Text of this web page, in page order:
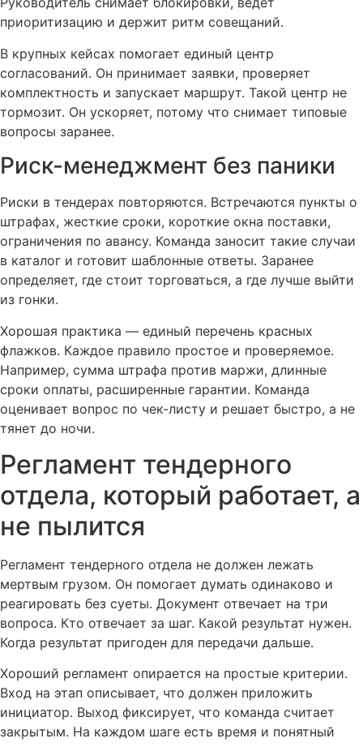
приоритизацию и держит ритм совещаний.
В крупных кейсах помогает единый центр
согласований. Он принимает заявки, проверяет
комплектность и запускает маршрут. Такой центр не
тормозит. Он ускоряет, потому что снимает типовые
вопросы заранее.
Риск-менеджмент без паники
Риски в тендерах повторяются. Встречаются пункты о
штрафах, жесткие сроки, короткие окна поставки,
ограничения по авансу. Команда заносит такие случаи
в каталог и готовит шаблонные ответы. Заранее
определяет, где стоит торговаться, а где лучше выйти
из гонки.
Хорошая практика — единый перечень красных
флажков. Каждое правило простое и проверяемое.
Например, сумма штрафа против маржи, длинные
сроки оплаты, расширенные гарантии. Команда
оценивает вопрос по чек-листу и решает быстро, а не
тянет до ночи.
Регламент тендерного
отдела, который работает, а
не пылится
Регламент тендерного отдела не должен лежать
мертвым грузом. Он помогает думать одинаково и
реагировать без суеты. Документ отвечает на три
вопроса. Кто отвечает за шаг. Какой результат нужен.
Когда результат пригоден для передачи дальше.
Хороший регламент опирается на простые критерии.
Вход на этап описывает, что должен приложить
инициатор. Выход фиксирует, что команда считает
закрытым. На каждом шаге есть время и понятный